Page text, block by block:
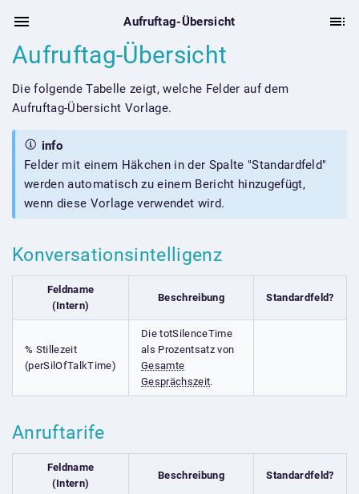
Aufruftag-Übersicht
Aufruftag-Übersicht
Die folgende Tabelle zeigt, welche Felder auf dem
Aufruftag-Übersicht Vorlage.
info
Felder mit einem Häkchen in der Spalte "Standardfeld"
werden automatisch zu einem Bericht hinzugefügt,
wenn diese Vorlage verwendet wird.
Konversationsintelligenz
Feldname
(Intern)
Beschreibung Standardfeld?
% Stillezeit
(perSilOfTalkTime)
Die totSilenceTime
als Prozentsatz von
Gesamte
Gesprächszeit.
Anruftarife
Feldname
(Intern)
Beschreibung Standardfeld?